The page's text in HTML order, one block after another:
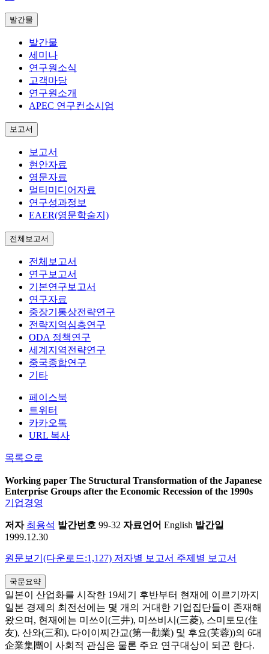
발간물
발간물
세미나
연구원소식
고객마당
연구원소개
APEC 연구컨소시엄
보고서
보고서
현안자료
영문자료
멀티미디어자료
연구성과정보
EAER(영문학술지)
전체보고서
전체보고서
연구보고서
기본연구보고서
연구자료
중장기통상전략연구
전략지역심층연구
ODA 정책연구
세계지역전략연구
중국종합연구
기타
페이스북
트위터
카카오톡
URL 복사
목록으로
Working paper The Structural Transformation of the Japanese
Enterprise Groups after the Economic Recession of the 1990s
기업경영
저자 최용석 발간번호 99-32 자료언어 English 발간일
1999.12.30
원문보기(다운로드:1,127) 저자별 보고서 주제별 보고서
국문요약
일본이 산업화를 시작한 19세기 후반부터 현재에 이르기까지
일본 경제의 최전선에는 몇 개의 거대한 기업집단들이 존재해
왔으며, 현재에는 미쓰이(三井), 미쓰비시(三菱), 스미토모(住
友), 산와(三和), 다이이찌간교(第一勸業) 및 후요(芙蓉))의 6대
企業集團이 사회적 관심은 물론 주요 연구대상이 되곤 한다.